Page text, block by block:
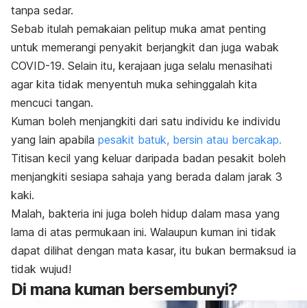
tanpa sedar.
Sebab itulah pemakaian pelitup muka amat penting
untuk memerangi penyakit berjangkit dan juga wabak
COVID-19. Selain itu, kerajaan juga selalu menasihati
agar kita tidak menyentuh muka sehinggalah kita
mencuci tangan.
Kuman boleh menjangkiti dari satu individu ke individu
yang lain apabila pesakit batuk, bersin atau bercakap.
Titisan kecil yang keluar daripada badan pesakit boleh
menjangkiti sesiapa sahaja yang berada dalam jarak 3
kaki.
Malah, bakteria ini juga boleh hidup dalam masa yang
lama di atas permukaan ini. Walaupun kuman ini tidak
dapat dilihat dengan mata kasar, itu bukan bermaksud ia
tidak wujud!
Di mana kuman bersembunyi?